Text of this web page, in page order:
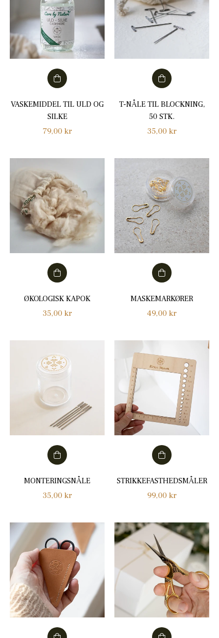
VASKEMIDDEL TIL ULD OG
SILKE
Normalpris
79,00 kr
T-NÅLE TIL BLOCKNING,
50 STK.
Normalpris
35,00 kr
ØKOLOGISK KAPOK
Normalpris
35,00 kr
MASKEMARKØRER
Normalpris
49,00 kr
MONTERINGSNÅLE
Normalpris
35,00 kr
STRIKKEFASTHEDSMÅLER
Normalpris
99,00 kr